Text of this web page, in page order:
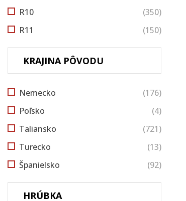
R10
(350)
R11
(150)
KRAJINA PÔVODU
Nemecko
(176)
Poľsko
(4)
Taliansko
(721)
Turecko
(13)
Španielsko
(92)
HRÚBKA